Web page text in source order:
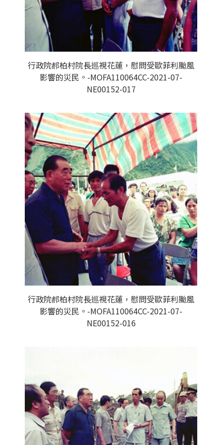
行政院郝柏村院長巡視花蓮，慰問受歐菲利颱風
影響的災民。-MOFA110064CC-2021-07-
NE00152-017
行政院郝柏村院長巡視花蓮，慰問受歐菲利颱風
影響的災民。-MOFA110064CC-2021-07-
NE00152-016